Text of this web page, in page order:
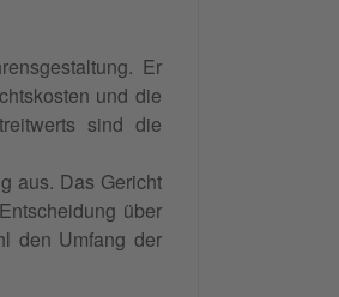
Er
und die
sind die
aus. Das Gericht
über
den Umfang der